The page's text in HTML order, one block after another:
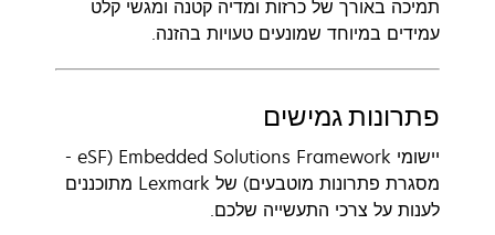
תמיכה באורך של כרזות ומדיה קטנה ומגשי קלט
עמידים במיוחד שמונעים טעויות בהזנה.
פתרונות גמישים
יישומי Embedded Solutions Framework ‏(eSF -
מסגרת פתרונות מוטבעים) של Lexmark מתוכננים
לענות על צרכי התעשייה שלכם.